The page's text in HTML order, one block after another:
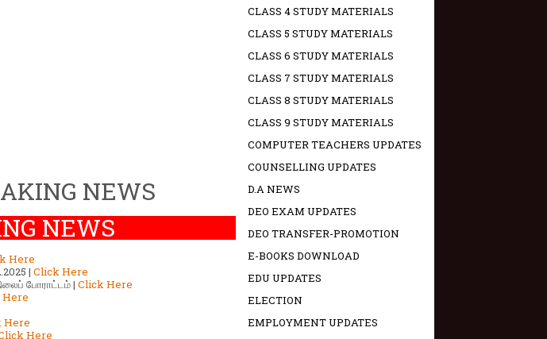
NEWS
NEWS
Here
| Click Here
போராட்டம் | Click Here
Here
Here
CLASS 4 STUDY MATERIALS
CLASS 5 STUDY MATERIALS
CLASS 6 STUDY MATERIALS
CLASS 7 STUDY MATERIALS
CLASS 8 STUDY MATERIALS
CLASS 9 STUDY MATERIALS
COMPUTER TEACHERS UPDATES
COUNSELLING UPDATES
D.A NEWS
DEO EXAM UPDATES
DEO TRANSFER-PROMOTION
E-BOOKS DOWNLOAD
EDU UPDATES
ELECTION
EMPLOYMENT UPDATES